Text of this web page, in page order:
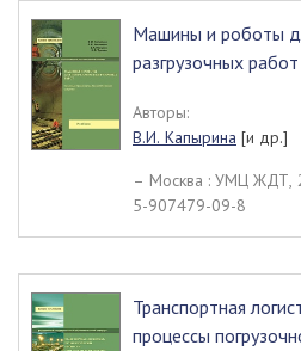
Машины и роботы
разгрузочных работ
Авторы:
В.И. Капырина [и др.]
– Москва : УМЦ ЖДТ,
5-907479-09-8
Транспортная
процессы